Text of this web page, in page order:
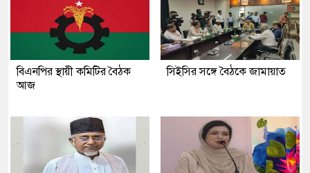
বিএনপির স্থায়ী কমিটির বৈঠক
আজ
সিইসির সঙ্গে বৈঠকে জামায়াত